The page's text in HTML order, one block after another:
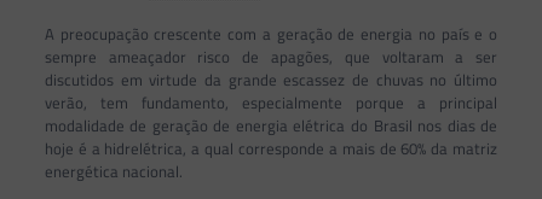
A preocupação crescente com a geração de energia no país e o
sempre ameaçador risco de apagões, que voltaram a ser
discutidos em virtude da grande escassez de chuvas no último
verão, tem fundamento, especialmente porque a principal
modalidade de geração de energia elétrica do Brasil nos dias de
hoje é a hidrelétrica, a qual corresponde a mais de 60% da matriz
energética nacional.